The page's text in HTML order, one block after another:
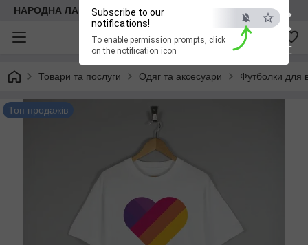
×
ESC
Subscribe to our
notifications!
To enable permission prompts, click
on the notification icon
НАРОДНА ЛАВКА
Товари та послуги Одяг та аксесуари Футболки для
Топ продажів